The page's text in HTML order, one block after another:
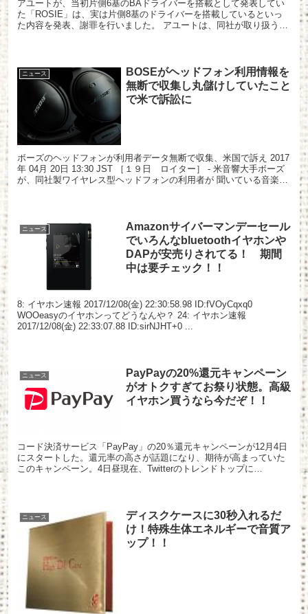
アユートが、当初片側6基のBAドライバーを搭載として発表してい
た「ROSIE」は、実は片側8基のドライバーを搭載しているといっ
た内容を発表、謝罪を行いました。 アユートは、同社が取り扱う
ニュース
BOSEがヘッドフォン利用情報を
無断で収集し丸儲けしていたこと
で米で訴訟に
ボーズのヘッドフォンが利用者データ無断で収集、米国で訴え 2017
年 04月 20日 13:30 JST ［１９日 ロイター］ - 米音響大手ボーズ
が、同社製ワイヤレス型ヘッドフォンの利用者が 聞いている音楽や
ニュース
Amazonサイバーマンデーセール
でいろんなbluetoothイヤホンや
DAPが安売りされてる！ 期間
中は要チェック！！
8: イヤホン速報 2017/12/08(金) 22:30:58.98 ID:fVOyCqxq0
WOOeasyのイヤホンってどうなんや？ 24: イヤホン速報
2017/12/08(金) 22:33:07.88 ID:sirNJHT+0 ...
ニュース
PayPayの20%還元キャンペーン
がオトクすぎてお祭り状態。高級
イヤホン買うなら今だぞ！！
コード決済サービス「PayPay」の20％還元キャンペーンが12月4日
にスタートした。還元率の高さが話題になり、期待が高まっていた
このキャンペーン。4日昼現在、Twitterのトレンドトップに
ニュース
ディスクケースに30秒入れるだ
け！特殊生体エネルギーで音質ア
ップ！！